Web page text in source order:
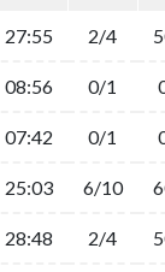
27:55 2/4
08:56 0/1
07:42 0/1
25:03 6/10
28:48 2/4
27:55 2/4
08:56 0/1
07:42 0/1
25:03 6/10
28:48 2/4